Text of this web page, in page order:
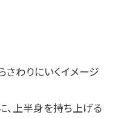
さわりにいくイメージ
、上半身を持ち上げる